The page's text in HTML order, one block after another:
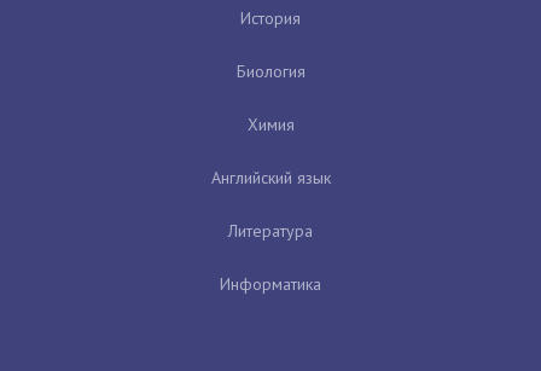
История
Биология
Химия
Английский язык
Литература
Информатика